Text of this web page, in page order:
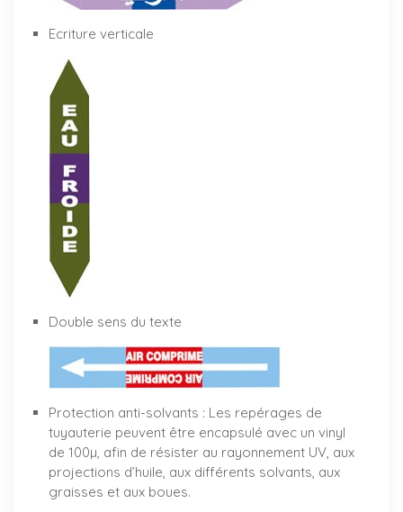
Ecriture verticale
Double sens du texte
Protection anti-solvants : Les repérages de
tuyauterie peuvent être encapsulé avec un vinyl
de 100µ, afin de résister au rayonnement UV, aux
projections d’huile, aux différents solvants, aux
graisses et aux boues.